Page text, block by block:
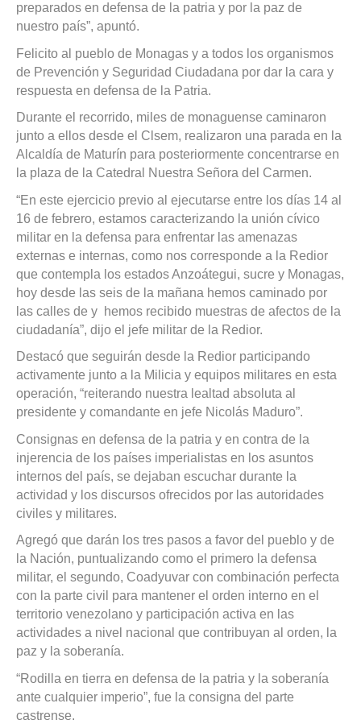
preparados en defensa de la patria y por la paz de
nuestro país”, apuntó.
Felicito al pueblo de Monagas y a todos los organismos
de Prevención y Seguridad Ciudadana por dar la cara y
respuesta en defensa de la Patria.
Durante el recorrido, miles de monaguense caminaron
junto a ellos desde el Clsem, realizaron una parada en la
Alcaldía de Maturín para posteriormente concentrarse en
la plaza de la Catedral Nuestra Señora del Carmen.
“En este ejercicio previo al ejecutarse entre los días 14 al
16 de febrero, estamos caracterizando la unión cívico
militar en la defensa para enfrentar las amenazas
externas e internas, como nos corresponde a la Redior
que contempla los estados Anzoátegui, sucre y Monagas,
hoy desde las seis de la mañana hemos caminado por
las calles de y hemos recibido muestras de afectos de la
ciudadanía”, dijo el jefe militar de la Redior.
Destacó que seguirán desde la Redior participando
activamente junto a la Milicia y equipos militares en esta
operación, “reiterando nuestra lealtad absoluta al
presidente y comandante en jefe Nicolás Maduro”.
Consignas en defensa de la patria y en contra de la
injerencia de los países imperialistas en los asuntos
internos del país, se dejaban escuchar durante la
actividad y los discursos ofrecidos por las autoridades
civiles y militares.
Agregó que darán los tres pasos a favor del pueblo y de
la Nación, puntualizando como el primero la defensa
militar, el segundo, Coadyuvar con combinación perfecta
con la parte civil para mantener el orden interno en el
territorio venezolano y participación activa en las
actividades a nivel nacional que contribuyan al orden, la
paz y la soberanía.
“Rodilla en tierra en defensa de la patria y la soberanía
ante cualquier imperio”, fue la consigna del parte
castrense.